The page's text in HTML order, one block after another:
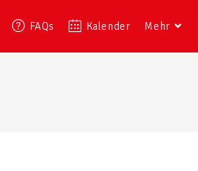
FAQs Kalender Mehr